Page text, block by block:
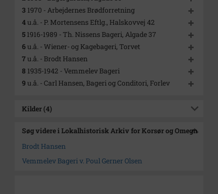
3 1970 - Arbejdernes Brødforretning
4 u.å. - P. Mortensens Eftlg., Halskovvej 42
5 1916-1989 - Th. Nissens Bageri, Algade 37
6 u.å. - Wiener- og Kagebageri, Torvet
7 u.å. - Brodt Hansen
8 1935-1942 - Vemmelev Bageri
9 u.å. - Carl Hansen, Bageri og Conditori, Forlev
Kilder (4)
Søg videre i Lokalhistorisk Arkiv for Korsør og Omegn
Brodt Hansen
Vemmelev Bageri v. Poul Gerner Olsen